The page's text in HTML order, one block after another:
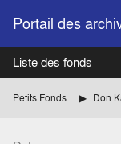
Portail des
Liste des fonds
Petits Fonds Don